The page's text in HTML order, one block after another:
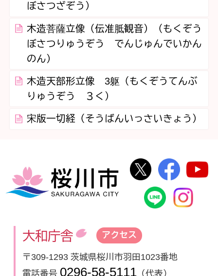
ぼさつざぞう）
木造菩薩立像（伝准胝観音）（もくぞう
ぼさつりゅうぞう でんじゅんでいかん
のん）
木造天部形立像 3躯（もくぞうてんぶ
りゅうぞう ３く）
宋版一切経（そうばんいっさいきょう）
桜川市
桜川市公式
桜川
桜川市公
大和庁舎 アクセス
〒309-1293 茨城県桜川市羽田1023番地
電話番号 0296-58-5111 （代表）